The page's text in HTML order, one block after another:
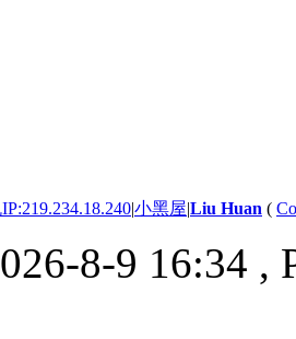
|小黑屋|Liu Huan (
8-9 16:34 ,